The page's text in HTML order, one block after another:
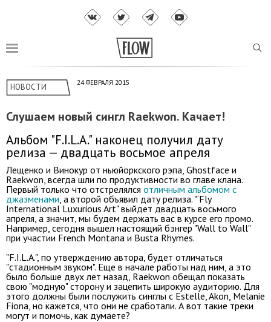
НОВОСТИ 24 ФЕВРАЛЯ 2015
Слушаем новый сингл Raekwon. Качает!
Альбом "F.I.L.A." наконец получил дату
релиза — двадцать восьмое апреля
Лещенко и Винокур от ньюйоркского рэпа, Ghostface и
Raekwon, всегда шли по продуктивности во главе клана.
Первый только что отстрелялся отличным альбомом с
джазменами , а второй объявил дату релиза. "‘Fly
International Luxurious Art" выйдет двадцать восьмого
апреля, а значит, мы будем держать вас в курсе его промо.
Например, сегодня вышел настоящий бэнгер "Wall to Wall"
при участии French Montana и Busta Rhymes.
"F.I.L.A.", по утверждению автора, будет отличаться
"стадионным звуком". Еще в начале работы над ним, а это
было больше двух лет назад, Raekwon обещал показать
свою "модную" сторону и зацепить широкую аудиторию. Для
этого должны были послужить синглы с Estelle, Akon, Melanie
Fiona, но кажется, что они не сработали. А вот такие треки
могут и помочь, как думаете?